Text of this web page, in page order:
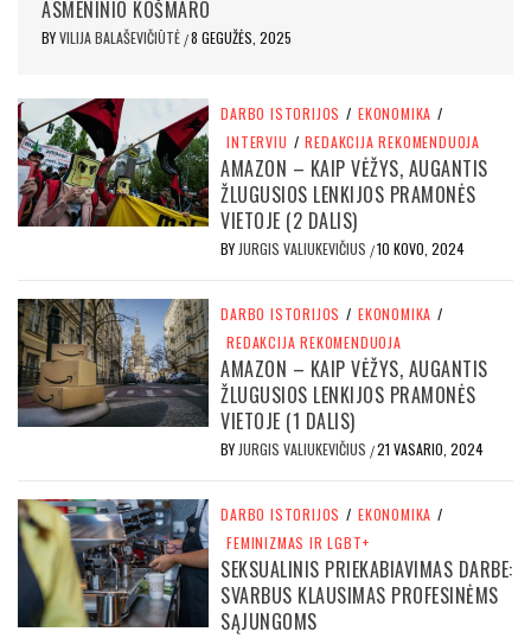
ASMENINIO KOŠMARO
BYVILIJA BALAŠEVIČIŪTĖ /8 GEGUŽĖS, 2025
DARBO ISTORIJOS / EKONOMIKA /
INTERVIU / REDAKCIJA REKOMENDUOJA
AMAZON – KAIP VĖŽYS, AUGANTIS
ŽLUGUSIOS LENKIJOS PRAMONĖS
VIETOJE (2 DALIS)
BY JURGIS VALIUKEVIČIUS /10 KOVO, 2024
DARBO ISTORIJOS / EKONOMIKA /
REDAKCIJA REKOMENDUOJA
AMAZON – KAIP VĖŽYS, AUGANTIS
ŽLUGUSIOS LENKIJOS PRAMONĖS
VIETOJE (1 DALIS)
BY JURGIS VALIUKEVIČIUS /21 VASARIO, 2024
DARBO ISTORIJOS / EKONOMIKA /
FEMINIZMAS IR LGBT+
SEKSUALINIS PRIEKABIAVIMAS DARBE:
SVARBUS KLAUSIMAS PROFESINĖMS
SĄJUNGOMS